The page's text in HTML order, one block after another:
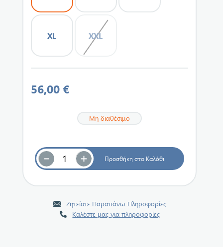
XL XXL
56,00 €
Μη διαθέσιμο
Ζητείστε Παραπάνω Πληροφορίες
Καλέστε μας για πληροφορίες